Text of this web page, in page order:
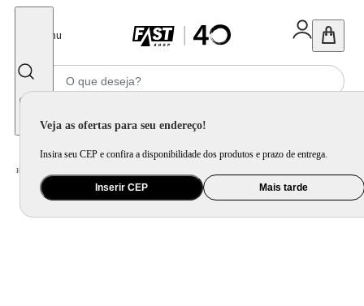
Menu
Veja as ofertas para seu endereço!
Insira seu CEP e confira a disponibilidade dos produtos e prazo de entrega.
Inserir CEP Mais tarde
Home